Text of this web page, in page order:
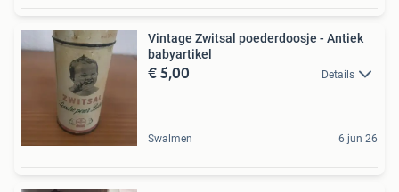
Vintage Zwitsal poederdoosje - Antiek
babyartikel
€ 5,00 Details
Swalmen 6 jun 26